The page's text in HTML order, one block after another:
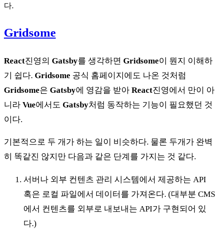
다.
Gridsome
React진영의 Gatsby를 생각하면 Gridsome이 뭔지 이해하
기 쉽다. Gridsome 공식 홈페이지에도 나온 것처럼
Gridsome은 Gatsby에 영감을 받아 React진영에서 만이 아
니라 Vue에서도 Gatsby처럼 동작하는 기능이 필요했던 것
이다.
기본적으로 두 개가 하는 일이 비슷하다. 물론 두개가 완벽
히 똑같진 않지만 다음과 같은 단계를 가지는 것 같다.
서버나 외부 컨텐츠 관리 시스템에서 제공하는 API
혹은 로컬 파일에서 데이터를 가져온다. (대부분 CMS
에서 컨텐츠를 외부로 내보내는 API가 구현되어 있
다.)